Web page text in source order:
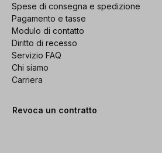
Spese di consegna e spedizione
Pagamento e tasse
Modulo di contatto
Diritto di recesso
Servizio FAQ
Chi siamo
Carriera
Revoca un contratto